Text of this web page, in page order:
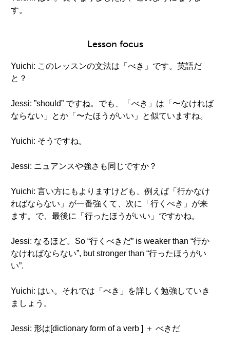
す。
Lesson focus
Yuichi: このレッスンの文法は「べき」です。英語だ
と？
Jessi: ”should” ですね。でも、「べき」は「〜なければ
ならない」とか「〜たほうがいい」と似ていますね。
Yuichi: そうですね。
Jessi: ニュアンスや強さも同じですか？
Yuichi: 言い方にもよりますけども、例えば「行かなけ
ればならない」が一番強くて、次に「行くべき」が来
ます。で、最後に「行ったほうがいい」ですかね。
Jessi: なるほど。So “行くべきだ” is weaker than “行か
なければならない”, but stronger than “行ったほうがい
い”.
Yuichi: はい。それでは「べき」を詳しく勉強していき
ましょう。
Jessi: 形は[dictionary form of a verb ] ＋ べきだ